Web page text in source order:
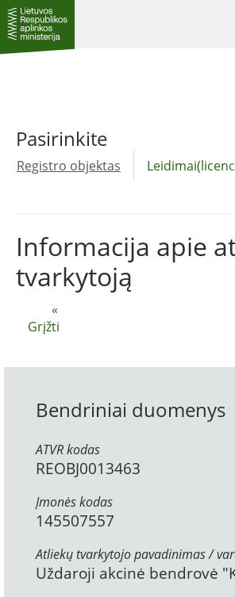
Pasirinkite
Registro objektas
«
Grįžti
Informacija apie
tvarkytoją
Bendriniai duomenys
ATVR kodas
REOBJ0013463
Įmonės kodas
145507557
Atliekų tvarkytojo pavadinimas /
Uždaroji akcinė bendrovė